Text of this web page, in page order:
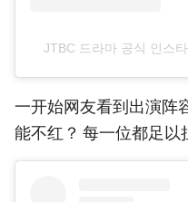
JTBC 드라마 공식 인스
一开始网友看到出演阵
能不红？ 每一位都足以